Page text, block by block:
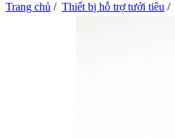
Trang chủ / Thiết bị hỗ trợ tưới tiêu /